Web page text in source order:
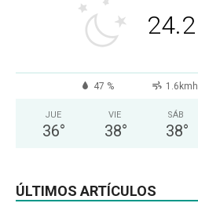
24.2
47 % 1.6kmh
JUE
36°
VIE
38°
SÁB
38°
ÚLTIMOS ARTÍCULOS